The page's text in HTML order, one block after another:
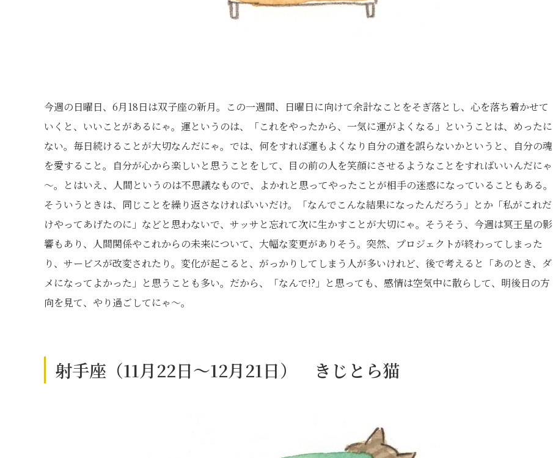
今週の日曜日、6月18日は双子座の新月。この一週間、日曜日に向けて余計なことをそぎ落とし、心を落ち着かせて
いくと、いいことがあるにゃ。運というのは、「これをやったから、一気に運がよくなる」ということは、めったに
ない。毎日続けることが大切なんだにゃ。では、何をすれば運もよくなり自分の道を誤らないかというと、自分の魂
を愛すること。自分が心から楽しいと思うことをして、目の前の人を笑顔にさせるようなことをすればいいんだにゃ
～。とはいえ、人間というのは不思議なもので、よかれと思ってやったことが相手の迷惑になっていることもある。
そういうときは、同じことを繰り返さなければいいだけ。「なんでこんな結果になったんだろう」とか「私がこれだ
けやってあげたのに」などと思わないで、サッサと忘れて次に生かすことが大切にゃ。そうそう、今週は冥王星の影
響もあり、人間関係やこれからの未来について、大幅な変更がありそう。突然、プロジェクトが終わってしまった
り、サービスが改変されたり。変化が起こると、がっかりしてしまう人が多いけれど、後で考えると「あのとき、ダ
メになってよかった」と思うことも多い。だから、「なんで!?」と思っても、感情は空気中に散らして、明後日の方
向を見て、やり過ごしてにゃ～。
射手座（11月22日～12月21日） きじとら猫